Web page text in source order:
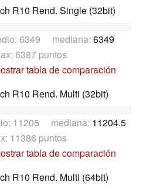
R10 Rend. Single (32bit)
6349 mediana: 6349
6387 puntos
tabla de comparación
R10 Rend. Multi (32bit)
11205 mediana: 11204.5
11386 puntos
tabla de comparación
R10 Rend. Multi (64bit)